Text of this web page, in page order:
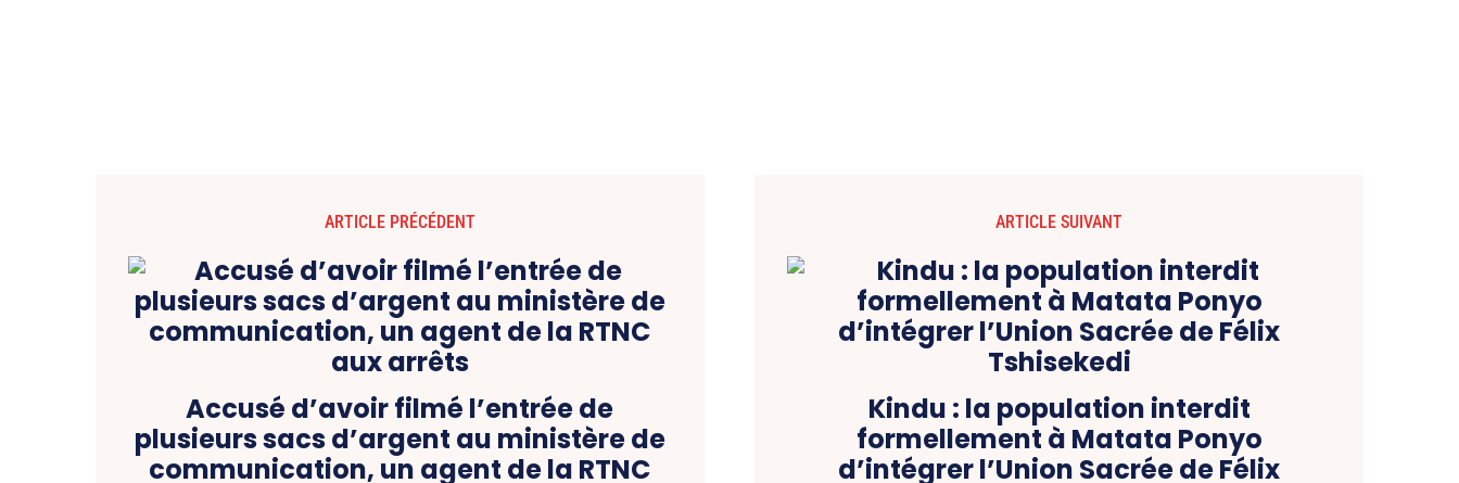
ARTICLE PRÉCÉDENT
Accusé d’avoir filmé l’entrée de
plusieurs sacs d’argent au ministère de
communication, un agent de la RTNC
ARTICLE SUIVANT
Kindu : la population interdit
formellement à Matata Ponyo
d’intégrer l’Union Sacrée de Félix